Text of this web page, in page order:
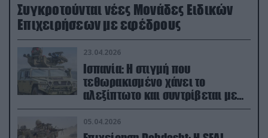
Συγκροτούνται νέες Μονάδες Ειδικών
Επιχειρήσεων με εφέδρους
23.04.2026
Ισπανία: Η στιγμή που
τεθωρακισμένο χάνει το
αλεξίπτωτο και συντρίβεται με
ορμή στο έδαφος (βίντεο)
05.04.2026